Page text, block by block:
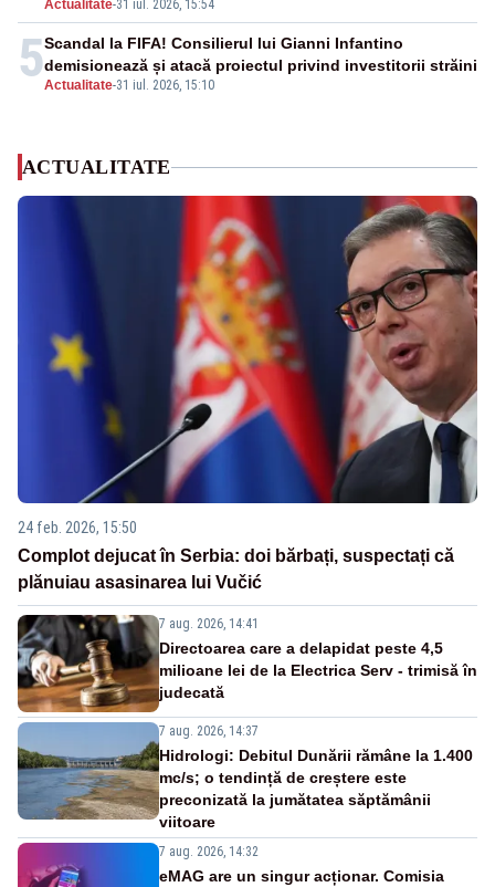
Actualitate-31 iul. 2026, 15:54
5Actualitate-31 iul. 2026, 15:10
Scandal la FIFA! Consilierul lui Gianni Infantino
demisionează și atacă proiectul privind investitorii străini
ACTUALITATE
24 feb. 2026, 15:50
Complot dejucat în Serbia: doi bărbați, suspectați că
plănuiau asasinarea lui Vučić
7 aug. 2026, 14:41
Directoarea care a delapidat peste 4,5
milioane lei de la Electrica Serv - trimisă în
judecată
7 aug. 2026, 14:37
Hidrologi: Debitul Dunării rămâne la 1.400
mc/s; o tendință de creștere este
preconizată la jumătatea săptămânii
viitoare
7 aug. 2026, 14:32
eMAG are un singur acționar. Comisia